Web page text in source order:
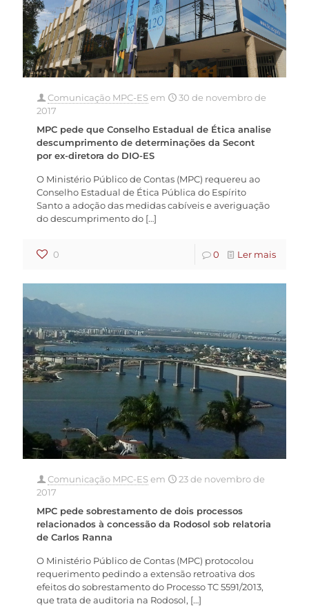
Comunicação MPC-ESem
30 de novembro de
2017
MPC pede que Conselho Estadual de Ética analise
descumprimento de determinações da Secont
por ex-diretora do DIO-ES
O Ministério Público de Contas (MPC) requereu ao
Conselho Estadual de Ética Pública do Espírito
Santo a adoção das medidas cabíveis e averiguação
do descumprimento do […]
0 0 Ler mais
Comunicação MPC-ESem
23 de novembro de
2017
MPC pede sobrestamento de dois processos
relacionados à concessão da Rodosol sob relatoria
de Carlos Ranna
O Ministério Público de Contas (MPC) protocolou
requerimento pedindo a extensão retroativa dos
efeitos do sobrestamento do Processo TC 5591/2013,
que trata de auditoria na Rodosol, […]